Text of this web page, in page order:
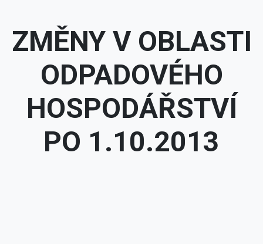
ZMĚNY V OBLASTI
ODPADOVÉHO
HOSPODÁŘSTVÍ
PO 1.10.2013